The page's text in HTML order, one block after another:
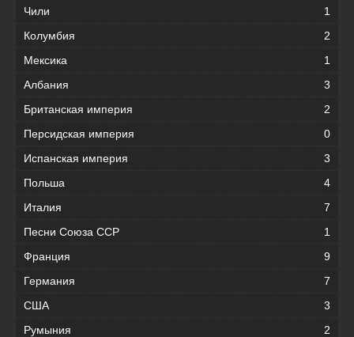
Чили
1
Колумбия
2
Мексика
1
Албания
3
Британская империя
2
Персидская империя
0
Испанская империя
3
Польша
4
Италия
7
Песни Союза ССР
1
Франция
9
Германия
7
США
3
Румыния
2